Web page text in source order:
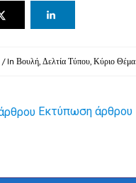
/ In Βουλή, Δελτία Τύπου, Κύριο Θέμα
Εκτύπωση άρθρου